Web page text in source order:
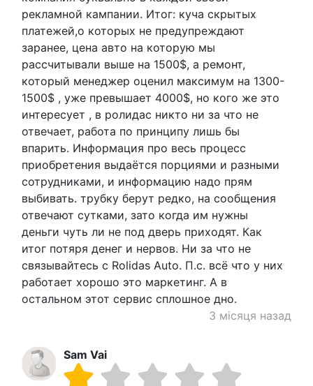
рекламной кампании. Итог: куча скрытых
платежей,о которых не предупреждают
заранее, цена авто на которую мы
рассчитывали выше на 1500$, а ремонт,
который менеджер оценил максимум на 1300-
1500$ , уже превышает 4000$, но кого же это
интересует , в ролидас никто ни за что не
отвечает, работа по принципу лишь бы
впарить. Информация про весь процесс
приобретения выдаётся порциями и разными
сотрудниками, и информацию надо прям
выбивать. трубку берут редко, на сообщения
отвечают сутками, зато когда им нужны
деньги чуть ли не под дверь приходят. Как
итог потяря денег и нервов. Ни за что не
связывайтесь с Rolidas Auto. П.с. всё что у них
работает хорошо это маркетинг. А в
остальном этот сервис сплошное дно.
3 місяця назад
Sam Vai